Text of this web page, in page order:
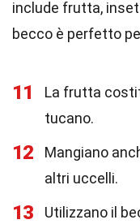
include frutta,
becco è perfetto
11
La frutta
tucano.
12
Mangiano
altri uccelli.
13
Utilizzano il